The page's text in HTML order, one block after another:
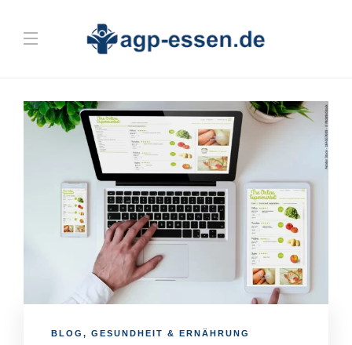
BLOG , GESUNDHEIT & ERNÄHRUNG